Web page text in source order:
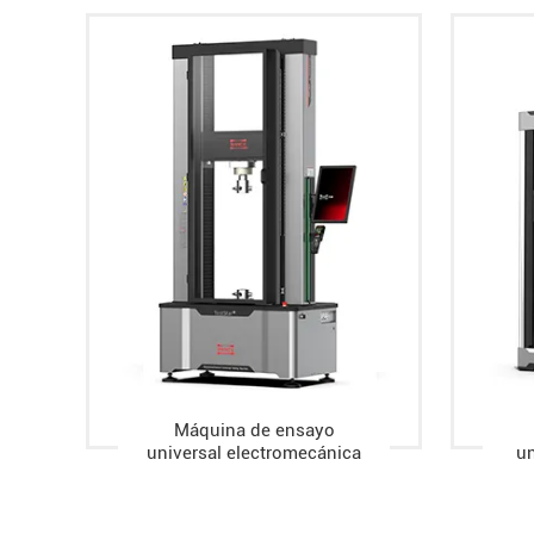
Máquina de ensayo
universal electromecánica